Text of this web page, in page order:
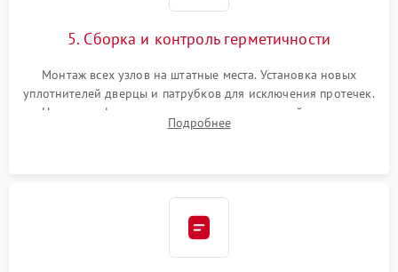
5. Сборка и контроль герметичности
Монтаж всех узлов на штатные места. Установка новых
уплотнителей дверцы и патрубков для исключения протечек.
Надежная фиксация хомутов гидравлической системы,
сборка корпуса и установка датчика поплавка.
Подробнее